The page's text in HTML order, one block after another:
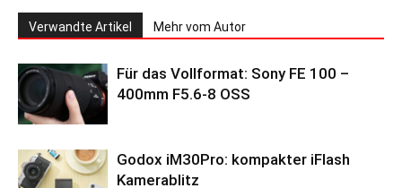
Verwandte Artikel Mehr vom Autor
Für das Vollformat: Sony FE 100 –
400mm F5.6-8 OSS
Godox iM30Pro: kompakter iFlash
Kamerablitz